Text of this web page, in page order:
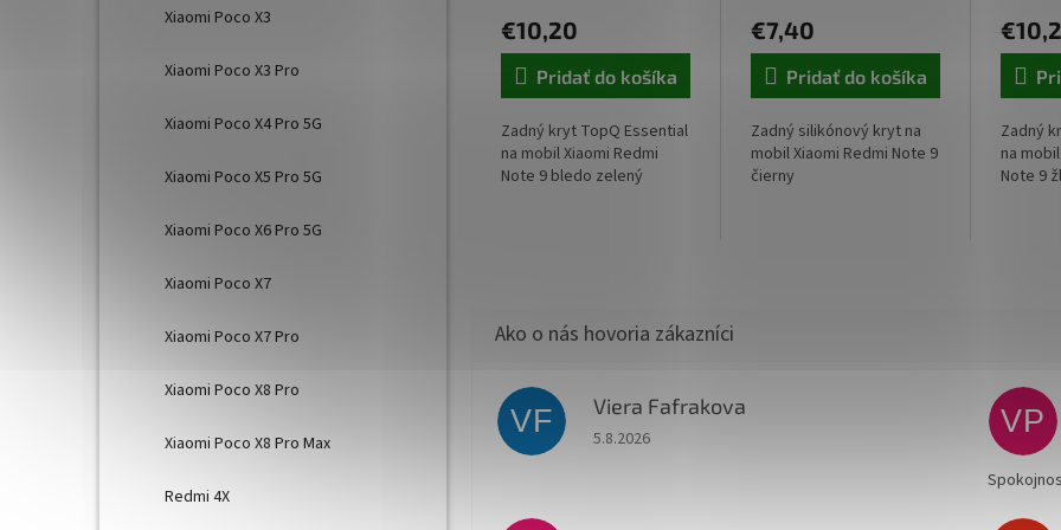
Xiaomi Poco X3
Xiaomi Poco X3 Pro
Xiaomi Poco X4 Pro 5G
Xiaomi Poco X5 Pro 5G
Xiaomi Poco X6 Pro 5G
Xiaomi Poco X7
Xiaomi Poco X7 Pro
Xiaomi Poco X8 Pro
Xiaomi Poco X8 Pro Max
Redmi 4X
€10,20
Pridať do košíka
Zadný kryt TopQ Essential
na mobil Xiaomi Redmi
Note 9 bledo zelený
€7,40
Pridať do košíka
Zadný silikónový kryt na
mobil Xiaomi Redmi Note 9
čierny
Zadný
na
Note 9
VF Viera Fafrakova
Hodnotenie obchodu je 5 z 5 hviezdičiek.
5.8.2026 VP